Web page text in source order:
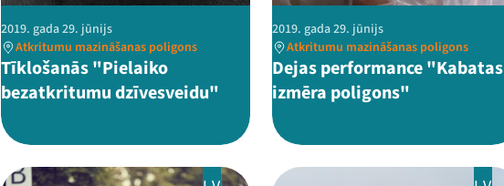
2019. gada 29. jūnijs
Atkritumu mazināšanas poligons
Tīklošanās "Pielaiko
bezatkritumu dzīvesveidu"
2019. gada 29. jūnijs
Atkritumu mazināšanas poligons
Dejas performance "Kabatas
izmēra poligons"